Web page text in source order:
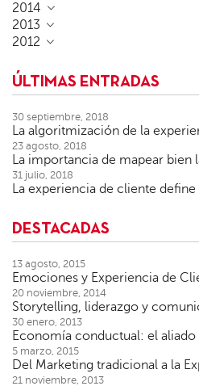
2014
2013
2012
ÚLTIMAS ENTRADAS
30 septiembre, 2018
La algoritmización de la
23 agosto, 2018
La importancia de mapear bien
31 julio, 2018
La experiencia de cliente
DESTACADAS
13 agosto, 2015
Emociones y Experiencia de
20 noviembre, 2014
Storytelling, liderazgo y
30 enero, 2013
Economía conductual: el
5 marzo, 2015
Del Marketing tradicional a la
21 noviembre, 2013